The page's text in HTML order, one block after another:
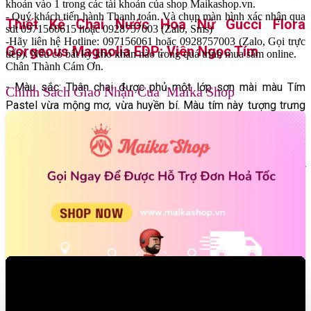
Thiết Kế Chai Nước Hoa Nữ Gucci Flora
Gorgeous Magnolia EDP: Viên Ngọc Tím
- Màu sắc: Thân chai được phủ một lớp sơn mài màu Tím
Pastel vừa mộng mơ, vừa huyền bí. Màu tím này tượng trưng
cho trực giác nhạy bén và sức mạnh nội tâm của người phụ
- Họa tiết: Họa tiết Flora trứ danh của Gucci được vẽ bởi họa sĩ
bông hoa đầy màu sắc, tạo nên một bức tranh nghệ thuật sống
khoản vào 1 trong các tài khoản của shop Maikashop.vn.
- Quý khách tiến hành Thanh toán. Và chụp màn hình xác nhận qua
sdt 0971560615 hoặc 0928757003 (Zalo, Sms)
-Hãy liên hệ Hotline: 097156061 hoặc 0928757003 (Zalo, Gọi trực
tiếp). Nếu có bất kỳ khó khăn nào trong quá trình mua sắm online.
Chân Thành Cám Ơn.
Chính Sách Giao Nhận Của Maika Shop